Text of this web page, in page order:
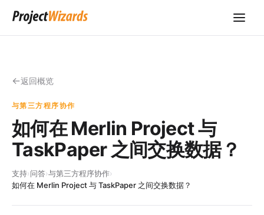
返回概览
与第三方程序协作
如何在 Merlin Project 与
TaskPaper 之间交换数据？
支持›问答›与第三方程序协作›
如何在 Merlin Project 与 TaskPaper 之间交换数据？